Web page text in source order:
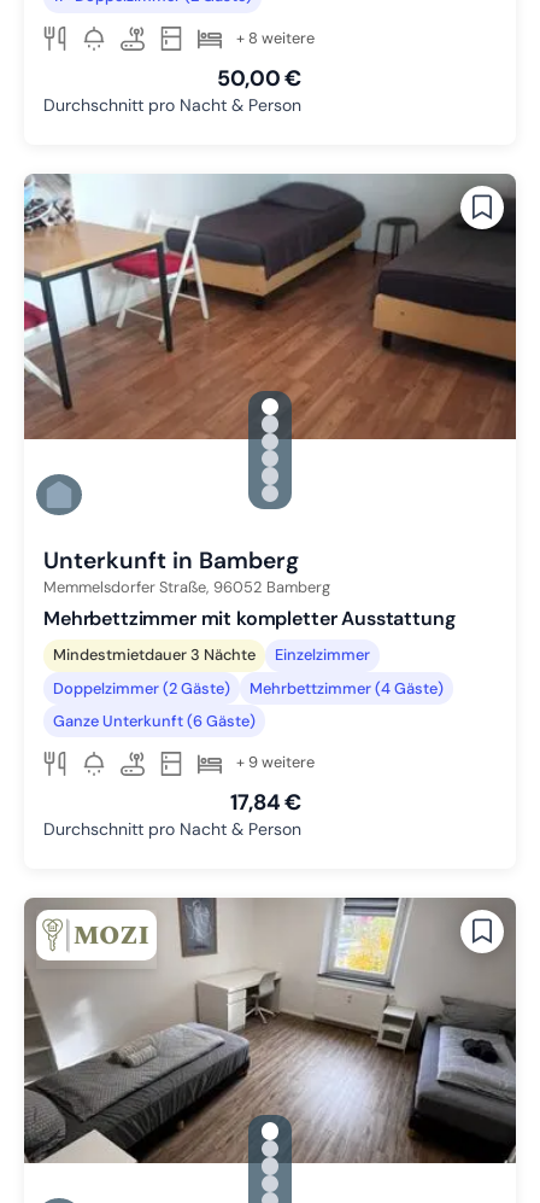
+ 8 weitere
50,00 €
Durchschnitt pro Nacht & Person
gallery.slide_selector
Zu Slide 1 wechseln
Zu Slide 2 wechseln
Zu Slide 3 wechseln
Zu Slide 4 wechseln
Zu Slide 5 wechseln
Zu Slide 6 wechseln
Unterkunft in Bamberg
Memmelsdorfer Straße, 96052 Bamberg
Mehrbettzimmer mit kompletter Ausstattung
Mindestmietdauer 3 Nächte
Einzelzimmer
Doppelzimmer (2 Gäste)
Mehrbettzimmer (4 Gäste)
Ganze Unterkunft (6 Gäste)
+ 9 weitere
17,84 €
Durchschnitt pro Nacht & Person
gallery.slide_selector
Zu Slide 1 wechseln
Zu Slide 2 wechseln
Zu Slide 3 wechseln